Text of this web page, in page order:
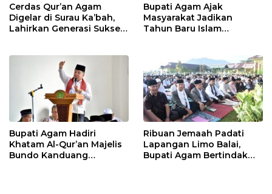
Cerdas Qur’an Agam
Digelar di Surau Ka’bah,
Lahirkan Generasi Sukses
Bupati Agam Ajak
Masyarakat Jadikan
Tahun Baru Islam
Nilai Surau
Bupati Agam Hadiri
Khatam Al-Qur’an Majelis
Bundo Kanduang
Ribuan Jemaah Padati
Lapangan Limo Balai,
Bupati Agam Bertindak